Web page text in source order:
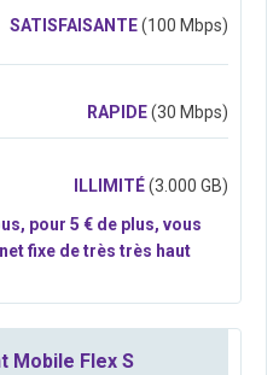
SATISFAISANTE(100 Mbps)
RAPIDE(30 Mbps)
ILLIMITÉ(3.000 GB)
pour 5 € de plus, vous
fixe de très très haut
Mobile Flex S